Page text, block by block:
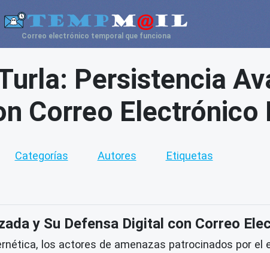
Correo electrónico temporal que funciona
Persistencia
Correo Electrónico
Categorías Autores Etiquetas
y Su Defensa Digital con Correo
los actores de amenazas patrocinados por